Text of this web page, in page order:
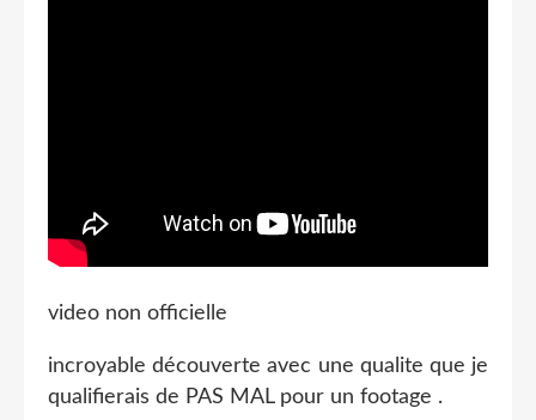
video non officielle
incroyable découverte avec une qualite que je
qualifierais de PAS MAL pour un footage .